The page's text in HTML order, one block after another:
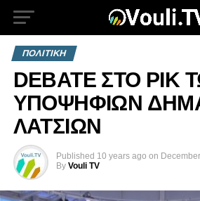
ΠΟΛΙΤΙΚΗ
DEBATE ΣΤΟ ΡΙΚ
ΥΠΟΨΗΦΙΩΝ
ΛΑΤΣΙΩΝ
Published 10 years ago on
By Vouli TV